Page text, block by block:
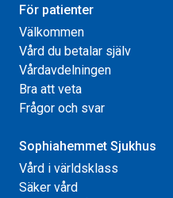
För patienter
Välkommen
Vård du betalar själv
Vårdavdelningen
Bra att veta
Frågor och svar
Sophiahemmet Sjukhus
Vård i världsklass
Säker vård